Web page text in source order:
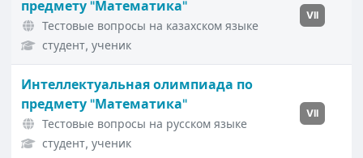
предмету "Математика"
Тестовые вопросы на казахском языке
студент, ученик
VII
Интеллектуальная олимпиада по
предмету "Математика"
Тестовые вопросы на русском языке
студент, ученик
VII